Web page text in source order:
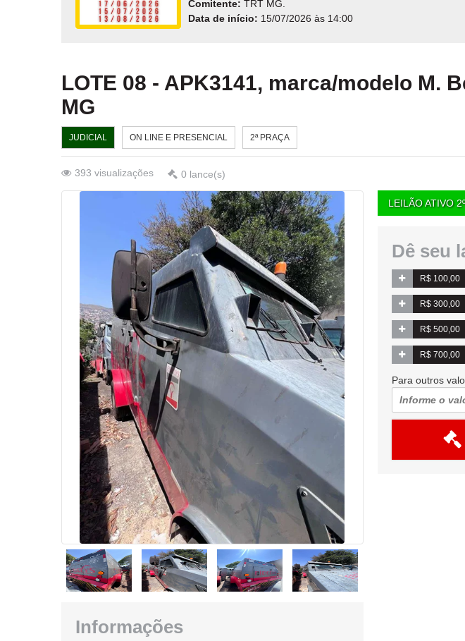
Comitente: TRT MG.
Data de início: 15/07/2026 às 14:00
LOTE 08 - APK3141, marca/modelo M.
MG
JUDICIAL ON LINE E PRESENCIAL 2ª PRAÇA
393 visualizações 0 lance(s)
Informações
LEILÃO ATIVO
Dê seu
R$ 100,00
R$ 300,00
R$ 500,00
R$ 700,00
Para outros